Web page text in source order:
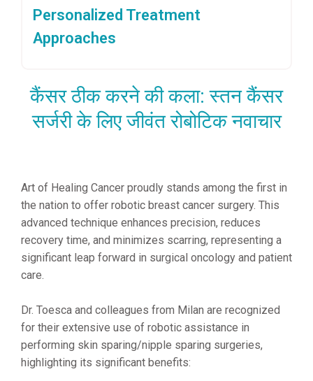
Personalized Treatment
Approaches
कैंसर ठीक करने की कला: स्तन कैंसर
सर्जरी के लिए जीवंत रोबोटिक नवाचार
Art of Healing Cancer proudly stands among the first in
the nation to offer robotic breast cancer surgery. This
advanced technique enhances precision, reduces
recovery time, and minimizes scarring, representing a
significant leap forward in surgical oncology and patient
care.
Dr. Toesca and colleagues from Milan are recognized
for their extensive use of robotic assistance in
performing skin sparing/nipple sparing surgeries,
highlighting its significant benefits: